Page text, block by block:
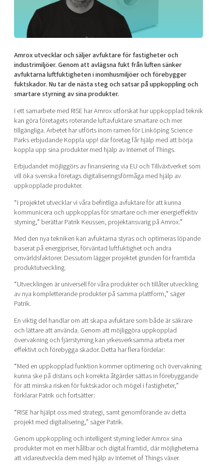
Shaping cities and regions
East Sweden Tech Women
Reversed mentorship
Current offers and activities
Upscaling
Talent & skills
Startup & industry collaboration
Offers to boost your business
Funding opportunities
Our community of companies
Projects
Publications
Project toolbox
Our clusters
Reach out to us
Locations
Today's lunch in Mjärdevi
Amrox utvecklar och säljer avfuktare för fastigheter och
industrimiljöer. Genom att avlägsna fukt från luften sänker
avfuktarna luftfuktigheten i inomhusmiljöer och förebygger
fuktskador. Nu tar de nästa steg och satsar på uppkoppling och
smartare styrning av sina produkter.
I ett samarbete med RISE har Amrox utforskat hur uppkopplad teknik
kan göra företagets roterande luftavfuktare smartare och mer
tillgängliga. Arbetet har utförts inom ramen för Linköping Science
Parks erbjudande Koppla upp! där företag får hjälp med att börja
koppla upp sina produkter med hjälp av Internet of Things.
Erbjudandet möjliggörs av finansiering via EU och Tillväxtverket som
vill öka svenska företags digitaliseringsförmåga med hjälp av
uppkopplade produkter.
“I projektet utvecklar vi våra befintliga avfuktare för att kunna
kommunicera och uppkopplas för smartare och mer energieffektiv
styrning,” berättar Patrik Keussen, projektansvarig på Amrox.”
Med den nya tekniken kan avfuktarna styras och optimeras löpande
baserat på energipriser, förväntad luftfuktighet och andra
omvärldsfaktorer. Dessutom lägger projektet grunden för framtida
produktutveckling.
“Utvecklingen är universell för våra produkter och tillåter utveckling
av nya kompletterande produkter på samma plattform,” säger
Patrik.
En viktig del handlar om att skapa avfuktare som både är säkrare
och lättare att använda. Genom att möjliggöra uppkopplad
övervakning och fjärrstyrning kan yrkesverksamma arbeta mer
effektivt och förebygga skador. Detta har flera fördelar:
“Med en uppkopplad funktion kommer optimering och övervakning
kunna ske på distans och korrekta åtgärder sättas in förebyggande
för att minska risken för fuktskador och mögel i fastigheter,”
förklarar Patrik och fortsätter:
“RISE har hjälpt oss med strategi, samt genomförande av detta
projekt med digitalisering,” säger Patrik.
Genom uppkoppling och intelligent styrning leder Amrox sina
produkter mot en mer hållbar och digital framtid, där möjligheterna
att vidareutveckla dem med hjälp av Internet of Things växer.